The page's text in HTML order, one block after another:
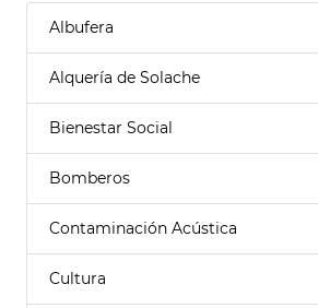
Albufera
Alquería de Solache
Bienestar Social
Bomberos
Contaminación Acústica
Cultura